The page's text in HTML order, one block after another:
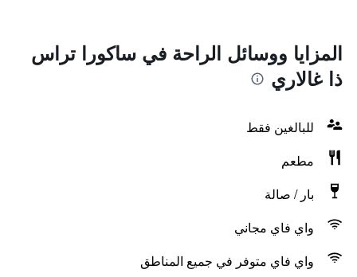
المزايا ووسائل الراحة في ساكورا تراس
ذا غالاري
للبالغين فقط
مطعم
بار / صالة
واي فاي مجاني
واي فاي متوفر في جميع المناطق